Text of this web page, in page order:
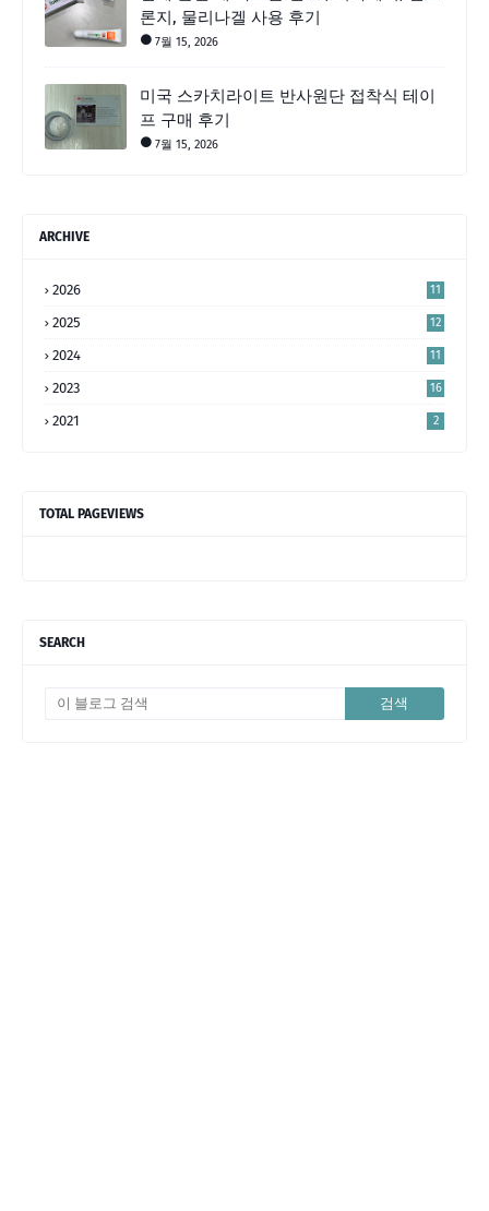
론지, 물리나겔 사용 후기
7월 15, 2026
미국 스카치라이트 반사원단 접착식 테이
프 구매 후기
7월 15, 2026
ARCHIVE
2026 11
2025 12
2024 11
2023
16
2021 2
TOTAL PAGEVIEWS
SEARCH